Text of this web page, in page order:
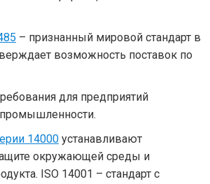
– признанный мировой стандарт в
возможность поставок по
для предприятий
14000 устанавливают
окружающей среды и
ISO 14001 – стандарт с